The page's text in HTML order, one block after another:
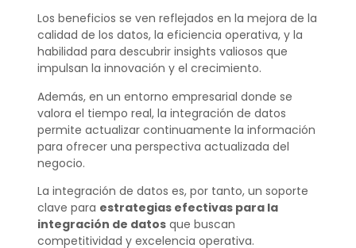
Los beneficios se ven reflejados en la mejora de la
calidad de los datos, la eficiencia operativa, y la
habilidad para descubrir insights valiosos que
impulsan la innovación y el crecimiento.
Además, en un entorno empresarial donde se
valora el tiempo real, la integración de datos
permite actualizar continuamente la información
para ofrecer una perspectiva actualizada del
negocio.
La integración de datos es, por tanto, un soporte
clave para estrategias efectivas para la
integración de datosque buscan
competitividad y excelencia operativa.